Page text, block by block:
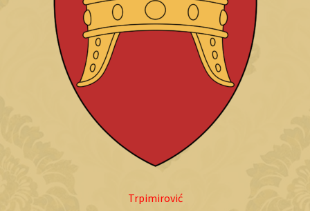
Trpimirović